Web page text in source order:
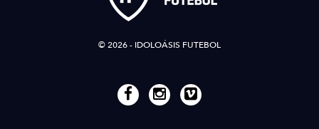
© 2026 - IDOLOÁSIS FUTEBOL